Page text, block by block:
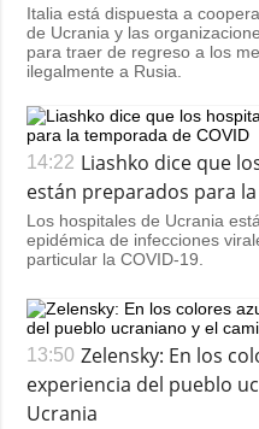
Italia está dispuesta a
de Ucrania y las
para traer de regreso a los
ilegalmente a Rusia.
14:22 Liashko dice que
están preparados para
Los hospitales de Ucrania
epidémica de infecciones
particular la COVID-19.
13:50 Zelensky: En los
experiencia del pueblo
Ucrania